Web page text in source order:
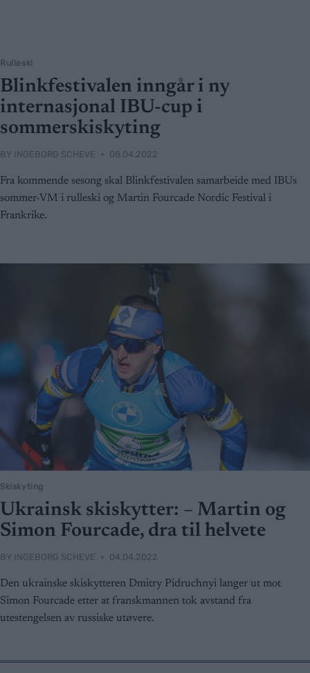
Rulleski
Blinkfestivalen inngår i ny
internasjonal IBU-cup i
sommerskiskyting
BY INGEBORG SCHEVE 08.04.2022
Fra kommende sesong skal Blinkfestivalen samarbeide med IBUs
sommer-VM i rulleski og Martin Fourcade Nordic Festival i
Frankrike.
Skiskyting
Ukrainsk skiskytter: – Martin og
Simon Fourcade, dra til helvete
BY INGEBORG SCHEVE 04.04.2022
Den ukrainske skiskytteren Dmitry Pidruchnyi langer ut mot
Simon Fourcade etter at franskmannen tok avstand fra
utestengelsen av russiske utøvere.